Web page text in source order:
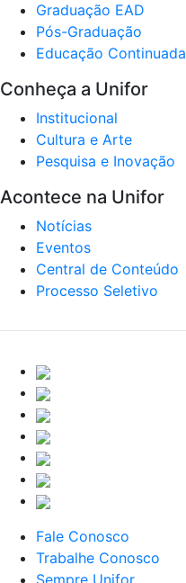
Graduação EAD
Pós-Graduação
Educação Continuada
Conheça a Unifor
Institucional
Cultura e Arte
Pesquisa e Inovação
Acontece na Unifor
Notícias
Eventos
Central de Conteúdo
Processo Seletivo
Fale Conosco
Trabalhe Conosco